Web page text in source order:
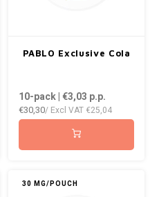
PABLO Exclusive Cola
10-pack | €3,03 p.p.
€30,30/ Excl VAT €25,04
30 MG/POUCH